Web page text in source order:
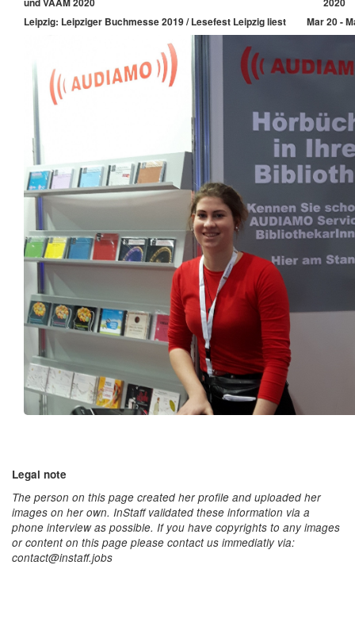
Leipzig: Leipziger Buchmesse 2019 / Lesefest Leipzig liest
Mar 20 -
Legal note
The person on this page created her profile and uploaded her
images on her own. InStaff validated these information via a
phone interview as possible. If you have copyrights to any images
or content on this page please contact us immediatly via:
contact@instaff.jobs